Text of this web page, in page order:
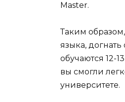
Master.
Таким
языка,
обучаются 12-
вы смогли
университете.